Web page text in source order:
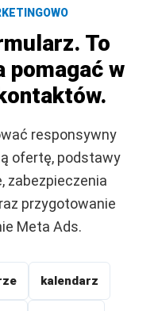
To
pomagać w
responsywny
ofertę, podstawy
zabezpieczenia
przygotowanie
Meta Ads.
kalendarz